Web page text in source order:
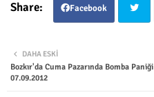
Facebook
ter
DAHA ESKI
Bozkır'da Cuma Pazarında Bomba Paniği
07.09.2012